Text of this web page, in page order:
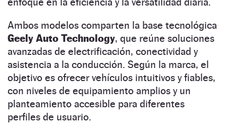
Ambos modelos comparten la base tecnológica
Geely Auto Technology, que reúne soluciones
avanzadas de electrificación, conectividad y
asistencia a la conducción. Según la marca, el
objetivo es ofrecer vehículos intuitivos y fiables,
con niveles de equipamiento amplios y un
planteamiento accesible para diferentes
perfiles de usuario.